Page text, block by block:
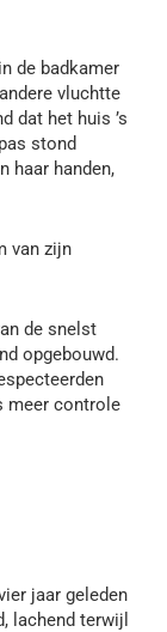
de badkamer
vluchtte
dat het huis ’s
stond
haar handen,
van zijn
de snelst
opgebouwd.
meer controle
jaar geleden
lachend terwijl